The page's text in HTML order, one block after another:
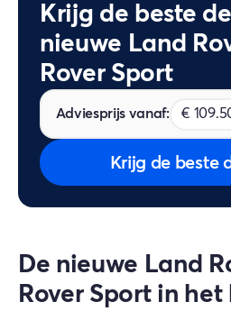
De nieuwe Land
Rover Sport in het
Krijg de beste
nieuwe Land
Rover Sport
Adviesprijs vanaf: €
Krijg de beste